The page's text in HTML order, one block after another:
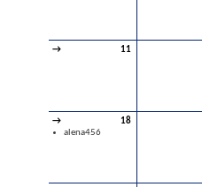
→ 11
→
18
alena456